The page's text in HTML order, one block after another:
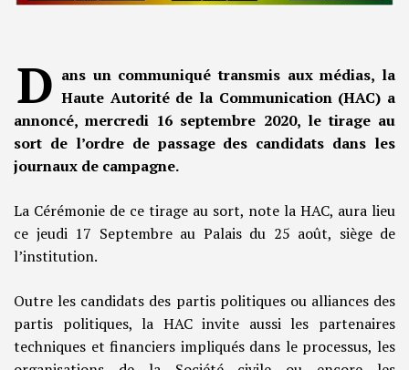
D ans un communiqué transmis aux médias, la
Haute Autorité de la Communication (HAC) a
annoncé, mercredi 16 septembre 2020, le tirage au
sort de l’ordre de passage des candidats dans les
journaux de campagne.
La Cérémonie de ce tirage au sort, note la HAC, aura lieu
ce jeudi 17 Septembre au Palais du 25 août, siège de
l’institution.
Outre les candidats des partis politiques ou alliances des
partis politiques, la HAC invite aussi les partenaires
techniques et financiers impliqués dans le processus, les